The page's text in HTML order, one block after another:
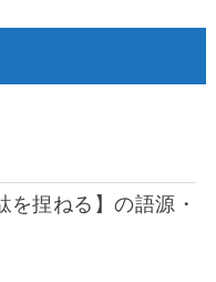
捏ねる】の語源・